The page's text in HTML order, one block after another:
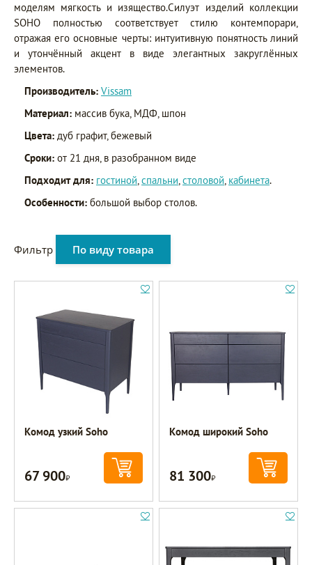
моделям мягкость и изящество.Силуэт изделий коллекции
SOHO полностью соответствует стилю контемпорари,
отражая его основные черты: интуитивную понятность линий
и утончённый акцент в виде элегантных закруглённых
элементов.
Производитель: Vissam
Материал: массив бука, МДФ, шпон
Цвета: дуб графит, бежевый
Сроки: от 21 дня, в разобранном виде
Подходит для: гостиной,спальни,столовой, кабинета.
Особенности: большой выбор столов.
Фильтр По виду товара
Комод узкий Soho
67 900Р
Комод широкий Soho
81 300Р